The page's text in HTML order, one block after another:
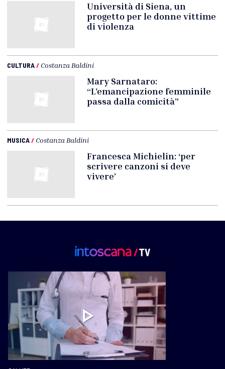
Università di Siena, un
progetto per le donne vittime
di violenza
CULTURA/ Costanza Baldini
Mary Sarnataro:
“L’emancipazione femminile
passa dalla comicità”
MUSICA/ Costanza Baldini
Francesca Michielin: ‘per
scrivere canzoni si deve
vivere’